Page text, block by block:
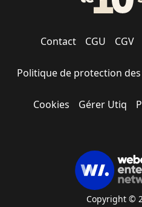
Contact CGU CGV
Politique de protection
Cookies Gérer Utiq
Copyright ©